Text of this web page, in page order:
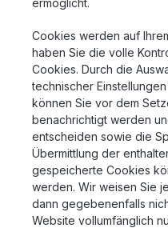
ermöglicht.
Cookies werden auf
haben Sie die volle
Cookies. Durch die
technischer
können Sie vor dem
benachrichtigt werden
entscheiden sowie die
Übermittlung der
gespeicherte Cookies
werden. Wir weisen Sie
dann gegebenenfalls
Website vollumfänglich